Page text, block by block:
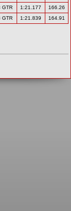
GTR 1:21.177
166.26
GTR 1:21.839 164.91